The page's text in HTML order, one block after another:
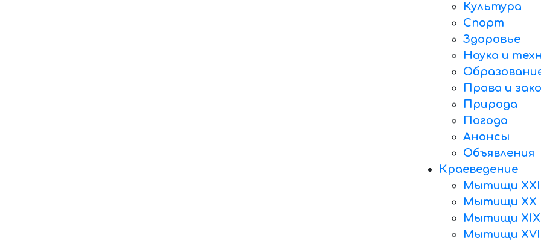
Культура
Спорт
Здоровье
Наука и
Права и
Природа
Погода
Анонсы
Объявления
Краеведение
Мытищи XXI
Мытищи XX
Мытищи XIX
Мытищи